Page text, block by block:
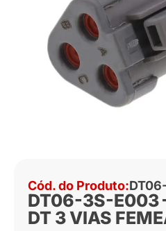
Cód. do Produto:
DT06-3S-E003
DT 3 VIAS